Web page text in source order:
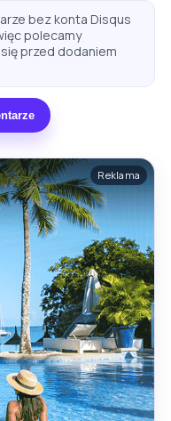
bez konta Disqus
polecamy
przed dodaniem
Reklama